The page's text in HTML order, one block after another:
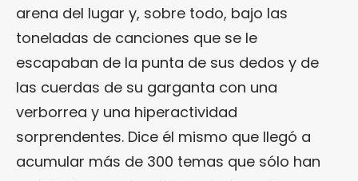
arena del lugar y, sobre todo, bajo las
toneladas de canciones que se le
escapaban de la punta de sus dedos y de
las cuerdas de su garganta con una
verborrea y una hiperactividad
sorprendentes. Dice él mismo que llegó a
acumular más de 300 temas que sólo han